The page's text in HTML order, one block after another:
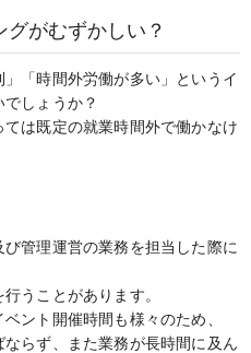
がむずかしい？
「時間外労働が多い」というイ
しょうか？
は既定の就業時間外で働かなけ
管理運営の業務を担当した際に
うことがあります。
ント開催時間も様々のため、
らず、また業務が長時間に及ん